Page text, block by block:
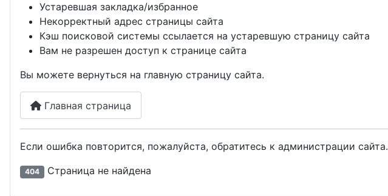
Устаревшая закладка/избранное
Некорректный адрес страницы сайта
Кэш поисковой системы ссылается на устаревшую страницу сайта
Вам не разрешен доступ к странице сайта
Вы можете вернуться на главную страницу сайта.
Главная страница
Если ошибка повторится, пожалуйста, обратитесь к администрации сайта.
404 Страница не найдена